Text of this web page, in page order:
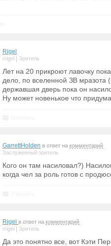
Rigel
rrigel Зритель
Лет на 20 прикроют лавочку
дело, по вселенной ЗВ
державшая дверь пока он
Ну может новенькое что
GarrettHolden в ответ на комментарий
Заслуженный зритель
Кого он там насиловал?)
когда чел за роль готов с
Rigel в ответ на комментарий
rrigel
Зритель
Да это понятно все, вот Кэти